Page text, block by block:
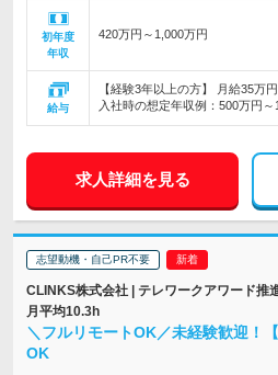
初年度
年収
420万円～1,000万円
給与
【経験3年以上の方】 月給35万
入社時の想定年収例：500万円
求人詳細を見る
志望動機・自己PR不要
CLINKS株式会社 | テレワークアワード
月平均10.3h
＼フルリモートOK／未経験歓迎！
OK